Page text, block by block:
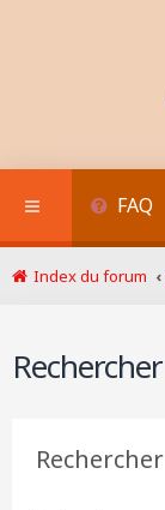
FAQ
Index du forum
Rechercher
Rechercher